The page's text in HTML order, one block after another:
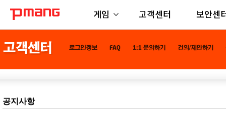
게임 고객센터 보안센
공지사항